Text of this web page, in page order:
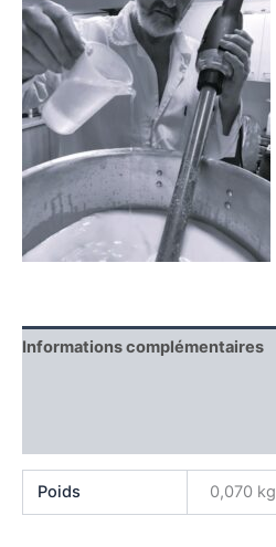
Informations complémentaires
Poids 0,070 kg